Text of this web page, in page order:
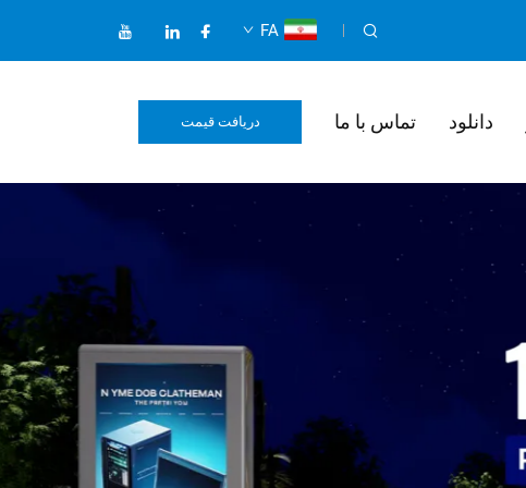
FA
دانلود تماس با ما دریافت قیمت